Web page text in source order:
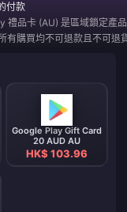
付款
禮品卡 (AU) 是區域鎖定產
有購買均不可退款且不可退
Google Play Gift Card
20 AUD AU
HK$ 103.96